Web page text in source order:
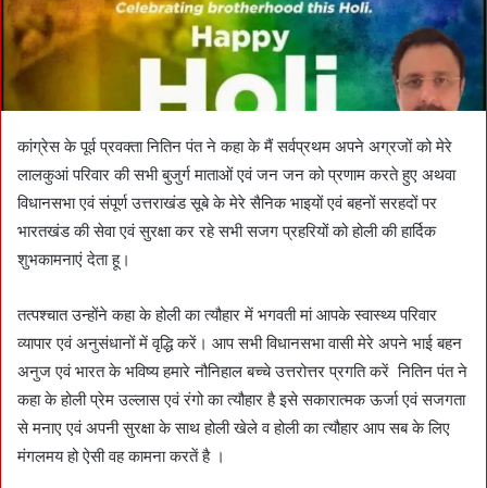
l
कांग्रेस के पूर्व प्रवक्ता नितिन पंत ने कहा के मैं सर्वप्रथम अपने अग्रजों को मेरे
लालकुआं परिवार की सभी बुजुर्ग माताओं एवं जन जन को प्रणाम करते हुए अथवा
विधानसभा एवं संपूर्ण उत्तराखंड सूबे के मेरे सैनिक भाइयों एवं बहनों सरहदों पर
भारतखंड की सेवा एवं सुरक्षा कर रहे सभी सजग प्रहरियों को होली की हार्दिक
शुभकामनाएं देता हू।
तत्पश्चात उन्होंने कहा के होली का त्यौहार में भगवती मां आपके स्वास्थ्य परिवार
व्यापार एवं अनुसंधानों में वृद्धि करें। आप सभी विधानसभा वासी मेरे अपने भाई बहन
अनुज एवं भारत के भविष्य हमारे नौनिहाल बच्चे उत्तरोत्तर प्रगति करें नितिन पंत ने
कहा के होली प्रेम उल्लास एवं रंगो का त्यौहार है इसे सकारात्मक ऊर्जा एवं सजगता
से मनाए एवं अपनी सुरक्षा के साथ होली खेले व होली का त्यौहार आप सब के लिए
मंगलमय हो ऐसी वह कामना करतें है ।